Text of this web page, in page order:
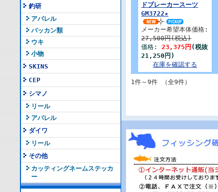
釣研
アパレル
バッカン類
ウキ
小物
SKINS
CEP
シマノ
リール
アパレル
ダイワ
リール
その他
カッティングネームステッカ
ー
ドブレーカースーツ
GM3722★
メーカー希望本体価格:
27,500円(税込)
価格:23,375円 (税抜
21,250円)
在庫を確認する
1件～9件 （全9件）